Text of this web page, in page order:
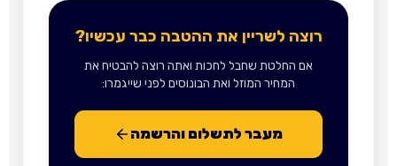
רוצה לשריין את ההטבה כבר עכשיו?
אם החלטת שחבל לחכות ואתה רוצה להבטיח את
המחיר המוזל ואת הבונוסים לפני שייגמרו:
מעבר לתשלום והרשמה